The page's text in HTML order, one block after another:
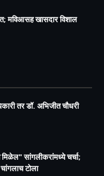
मविआसह खासदार विशाल
तर डॉ. अभिजीत चौधरी
सांगलीकरांमध्ये चर्चा;
टोला